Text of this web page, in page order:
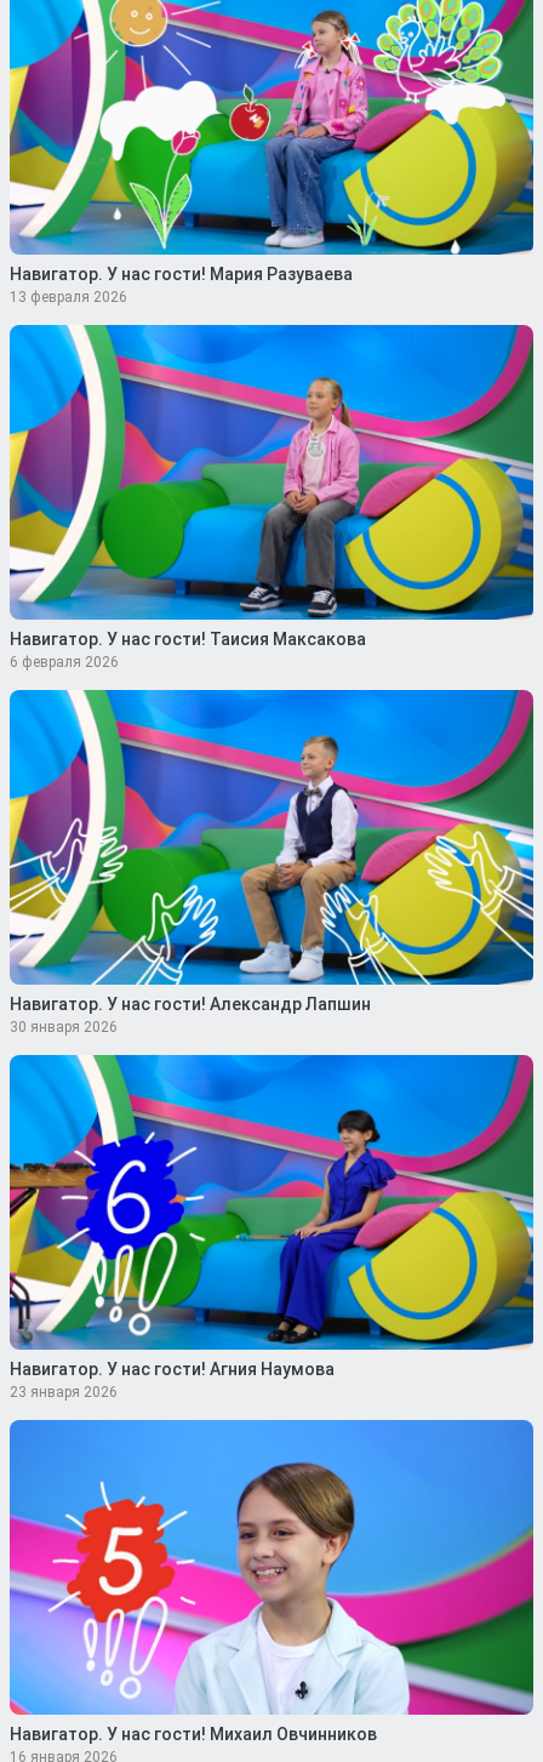
Навигатор. У нас гости! Мария Разуваева
13 февраля 2026
Навигатор. У нас гости! Таисия Максакова
6 февраля 2026
Навигатор. У нас гости! Александр Лапшин
30 января 2026
Навигатор. У нас гости! Агния Наумова
23 января 2026
Навигатор. У нас гости! Михаил Овчинников
16 января 2026